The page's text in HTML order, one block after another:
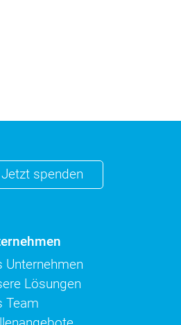
Jetzt spenden
Unternehmen
Lösungen
Team